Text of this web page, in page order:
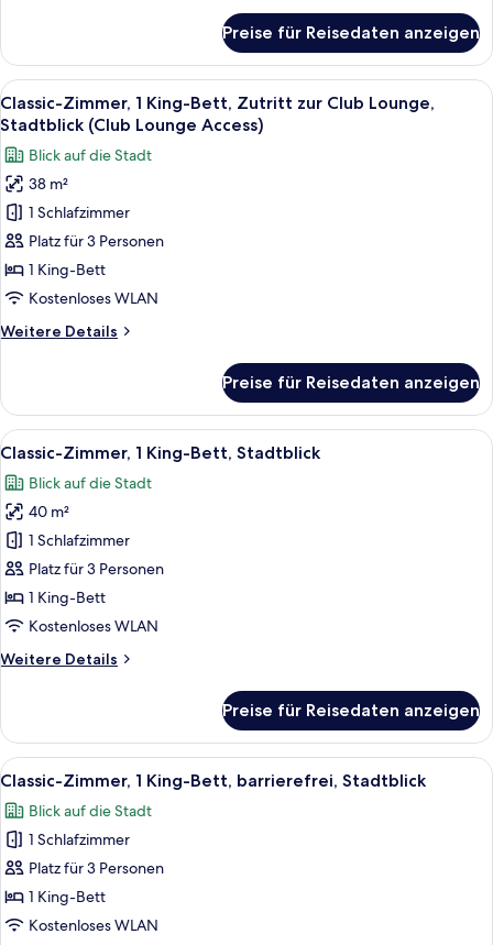
Zimmer,
2 Einzelbetten,
Meerblick
Preise für Reisedaten anzeigen
Alle
Fotos
für
Classic-
Zimmer,
1 King-
Bett,
Zutritt
zur
Lounge,
Lounge
Access)
anzeigen
Ein Hotelzimmer mit einem großen
18
Classic-Zimmer, 1 King-Bett, Zutritt zur Club Lounge,
Stadtblick (Club Lounge Access)
Blick auf die Stadt
38 m²
1 Schlafzimmer
Platz für 3 Personen
1 King-Bett
Kostenloses WLAN
Weitere Details
Weitere
Zimmer,
1 King-
Bett,
zur
Club
Lounge,
Stadtblick
(Club
Lounge
Access)
Preise für Reisedaten anzeigen
Alle
Fotos
für
Classic-
Zimmer,
1 King-
Bett,
Stadtblick
Ein Hotelzimmer mit einem großen
18
Classic-Zimmer, 1 King-Bett, Stadtblick
Blick auf die Stadt
40 m²
1 Schlafzimmer
Platz für 3 Personen
1 King-Bett
Kostenloses WLAN
Weitere Details
Weitere
Zimmer,
1 King-
Bett,
Preise für Reisedaten anzeigen
Alle
Fotos
für
Classic-
Zimmer,
1 King-
Bett,
Ein Hotelzimmer mit einem großen
14
Classic-Zimmer, 1 King-Bett, barrierefrei, Stadtblick
Blick auf die Stadt
1 Schlafzimmer
Platz für 3 Personen
1 King-Bett
Kostenloses WLAN